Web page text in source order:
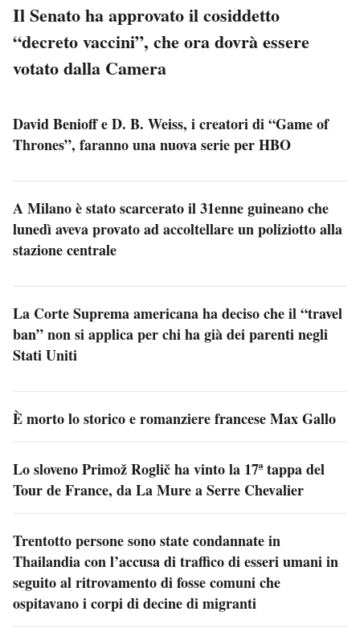
Il Senato ha approvato il cosiddetto
“decreto vaccini”, che ora dovrà essere
votato dalla Camera
David Benioff e D. B. Weiss, i creatori di “Game of
Thrones”, faranno una nuova serie per HBO
A Milano è stato scarcerato il 31enne guineano che
lunedì aveva provato ad accoltellare un poliziotto alla
stazione centrale
La Corte Suprema americana ha deciso che il “travel
ban” non si applica per chi ha già dei parenti negli
Stati Uniti
È morto lo storico e romanziere francese Max Gallo
Lo sloveno Primož Roglič ha vinto la 17ª tappa del
Tour de France, da La Mure a Serre Chevalier
Trentotto persone sono state condannate in
Thailandia con l’accusa di traffico di esseri umani in
seguito al ritrovamento di fosse comuni che
ospitavano i corpi di decine di migranti